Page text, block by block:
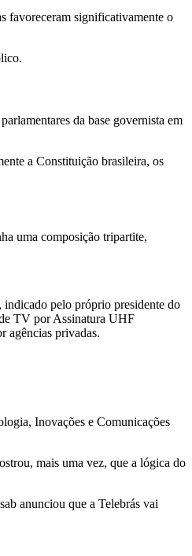
favoreceram significativamente o
da base governista em
a Constituição brasileira, os
uma composição tripartite,
indicado pelo próprio presidente do
TV por Assinatura UHF
agências privadas.
Inovações e Comunicações
mais uma vez, que a lógica do
anunciou que a Telebrás vai